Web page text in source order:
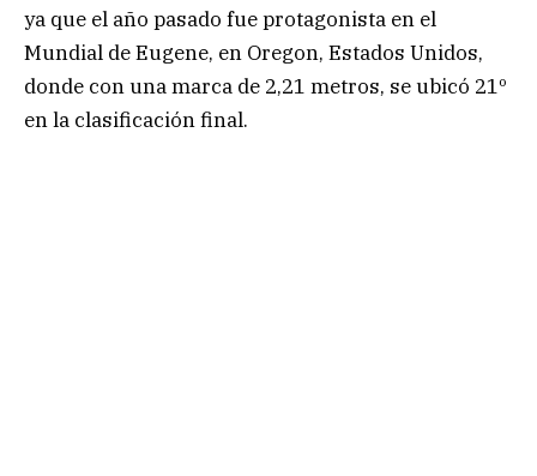
ya que el año pasado fue protagonista en el
Mundial de Eugene, en Oregon, Estados Unidos,
donde con una marca de 2,21 metros, se ubicó 21º
en la clasificación final.